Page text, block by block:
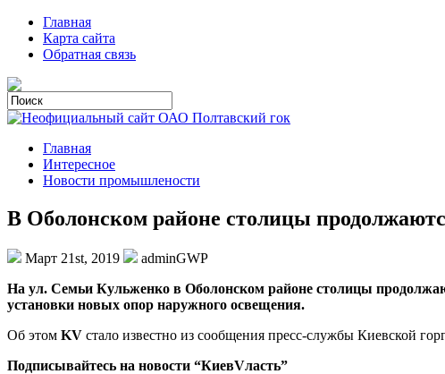
Главная
Карта сайта
Обратная связь
Главная
Интересное
Новости промышлености
В Оболонском районе столицы
Март 21st, 2019
adminGWP
Нa ул. Сeмьи Кульженко в Оболонском районе столицы
установки новых опор наружного освещения.
Об этом KV стало известно из сообщения пресс-службы Киевской
Подписывайтесь на новости “КиевVласть”